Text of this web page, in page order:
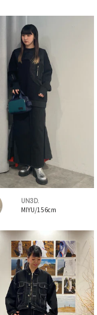
UN3D.
MIYU/156cm